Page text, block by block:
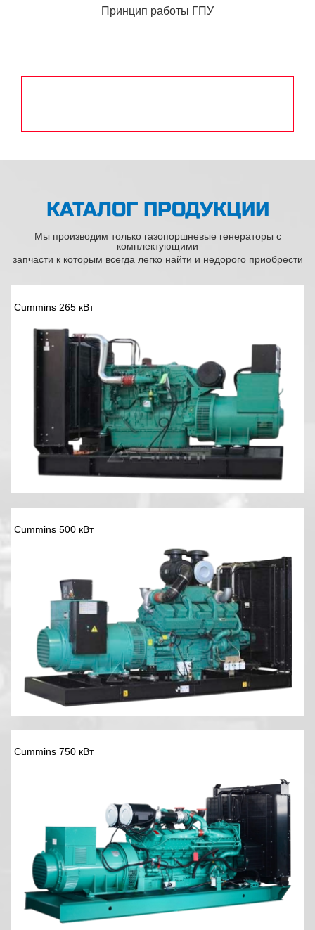
Принцип работы ГПУ
КАТАЛОГ ПРОДУКЦИИ
Мы производим только газопоршневые генераторы с
комплектующими
запчасти к которым всегда легко найти и недорого приобрести
Cummins 265 кВт
Cummins 500 кВт
Cummins 750 кВт